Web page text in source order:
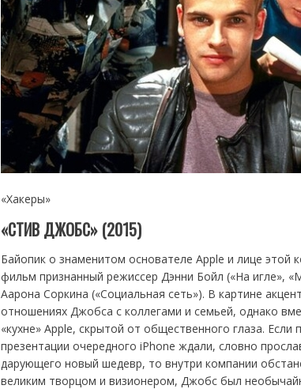
«Хакеры»
«СТИВ ДЖОБС» (2015)
Байопик о знаменитом основателе Apple и лице этой
фильм признанный режиссер Дэнни Бойл («На игле»,
Аарона Соркина («Социальная сеть»). В картине
отношениях Джобса с коллегами и семьей, однако
«кухне» Apple, скрытой от общественного глаза.
презентации очередного iPhone ждали, словно
дарующего новый шедевр, то внутри компании
великим творцом и визионером, Джобс был